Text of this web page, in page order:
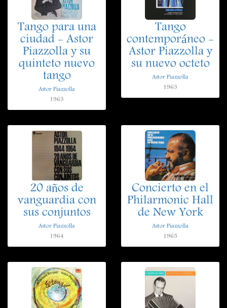
Tango para una
ciudad - Astor
Piazzolla y su
quinteto nuevo
tango
Astor Piazzolla
1963
Tango
contemporáneo -
Astor Piazzolla y
su nuevo octeto
Astor Piazzolla
1963
20 años de
vanguardia con
sus conjuntos
Astor Piazzolla
1964
Concierto en el
Philarmonic Hall
de New York
Astor Piazzolla
1965